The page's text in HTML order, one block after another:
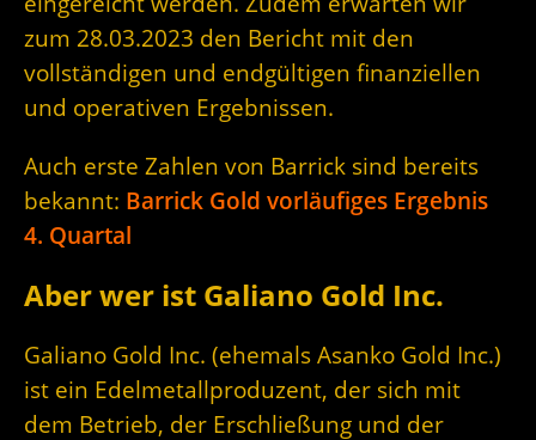
zum 28.03.2023 den Bericht mit den
vollständigen und endgültigen finanziellen
und operativen Ergebnissen.
Auch erste Zahlen von Barrick sind bereits
bekannt: Barrick Gold vorläufiges Ergebnis
4. Quartal
Aber wer ist Galiano Gold Inc.
Galiano Gold Inc. (ehemals Asanko Gold Inc.)
ist ein Edelmetallproduzent, der sich mit
dem Betrieb, der Erschließung und der